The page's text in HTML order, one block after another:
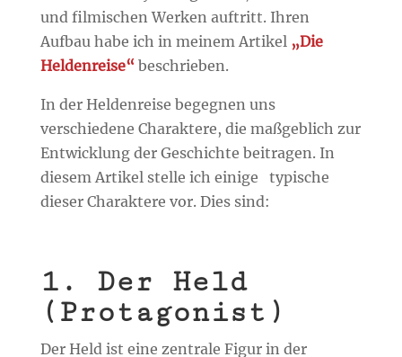
und filmischen Werken auftritt. Ihren
Aufbau habe ich in meinem Artikel „Die
Heldenreise“ beschrieben.
In der Heldenreise begegnen uns
verschiedene Charaktere, die maßgeblich zur
Entwicklung der Geschichte beitragen. In
diesem Artikel stelle ich einige
typische
dieser Charaktere vor. Dies sind:
1. Der Held
(Protagonist)
Der Held ist eine zentrale Figur in der